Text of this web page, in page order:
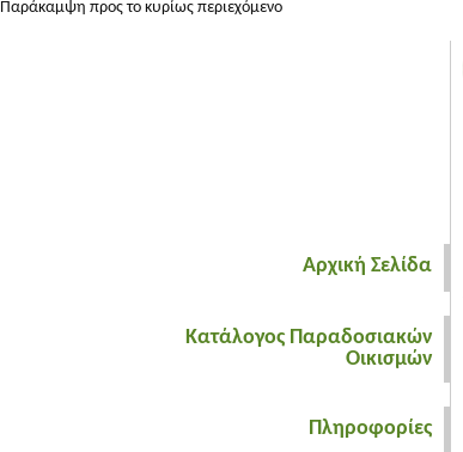
Παράκαμψη προς το κυρίως περιεχόμενο
Αρχική Σελίδα
Κατάλογος Παραδοσιακών
Οικισμών
Πληροφορίες